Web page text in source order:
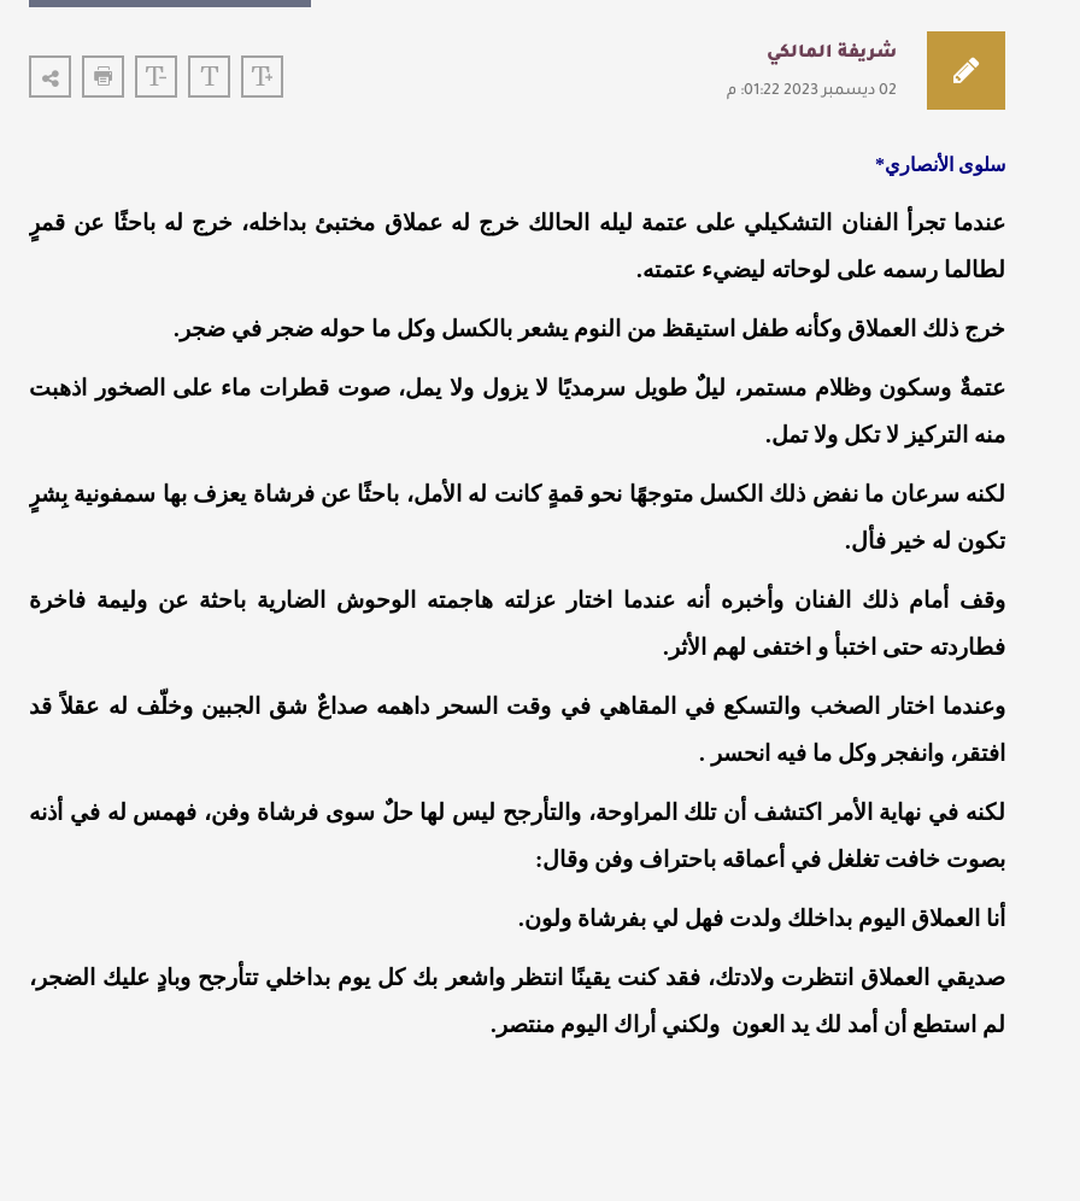
شريفة المالكي
02 ديسمبر 2023 01:22: م
سلوى الأنصاري*
عندما تجرأ الفنان التشكيلي على عتمة ليله الحالك خرج له عملاق مختبئ بداخله، خرج له باحثًا عن قمرٍ
لطالما رسمه على لوحاته ليضيء عتمته.
خرج ذلك العملاق وكأنه طفل استيقظ من النوم يشعر بالكسل وكل ما حوله ضجر في ضجر.
عتمةٌ وسكون وظلام مستمر، ليلٌ طويل سرمديًا لا يزول ولا يمل، صوت قطرات ماء على الصخور اذهبت
منه التركيز لا تكل ولا تمل.
لكنه سرعان ما نفض ذلك الكسل متوجهًا نحو قمةٍ كانت له الأمل، باحثًا عن فرشاة يعزف بها سمفونية بِشرٍ
تكون له خير فأل.
وقف أمام ذلك الفنان وأخبره أنه عندما اختار عزلته هاجمته الوحوش الضارية باحثة عن وليمة فاخرة
فطاردته حتى اختبأ و اختفى لهم الأثر.
وعندما اختار الصخب والتسكع في المقاهي في وقت السحر داهمه صداعٌ شق الجبين وخلّف له عقلاً قد
افتقر، وانفجر وكل ما فيه انحسر .
لكنه في نهاية الأمر اكتشف أن تلك المراوحة، والتأرجح ليس لها حلٌ سوى فرشاة وفن، فهمس له في أذنه
بصوت خافت تغلغل في أعماقه باحتراف وفن وقال:
أنا العملاق اليوم بداخلك ولدت فهل لي بفرشاة ولون.
صديقي العملاق انتظرت ولادتك، فقد كنت يقينًا انتظر واشعر بك كل يوم بداخلي تتأرجح وبادٍ عليك الضجر،
لم استطع أن أمد لك يد العون ولكني أراك اليوم منتصر.